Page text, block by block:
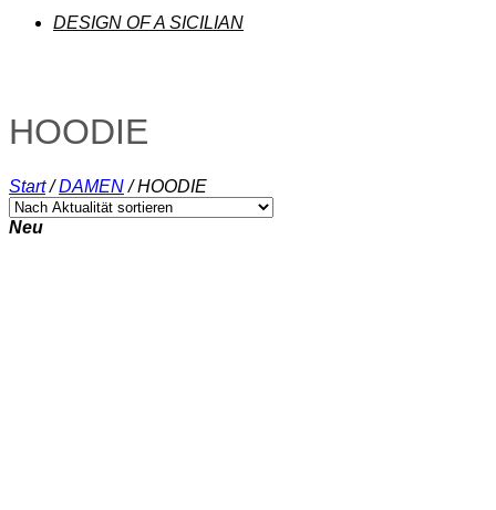
DESIGN OF A SICILIAN
HOODIE
Start / DAMEN /HOODIE
Neu